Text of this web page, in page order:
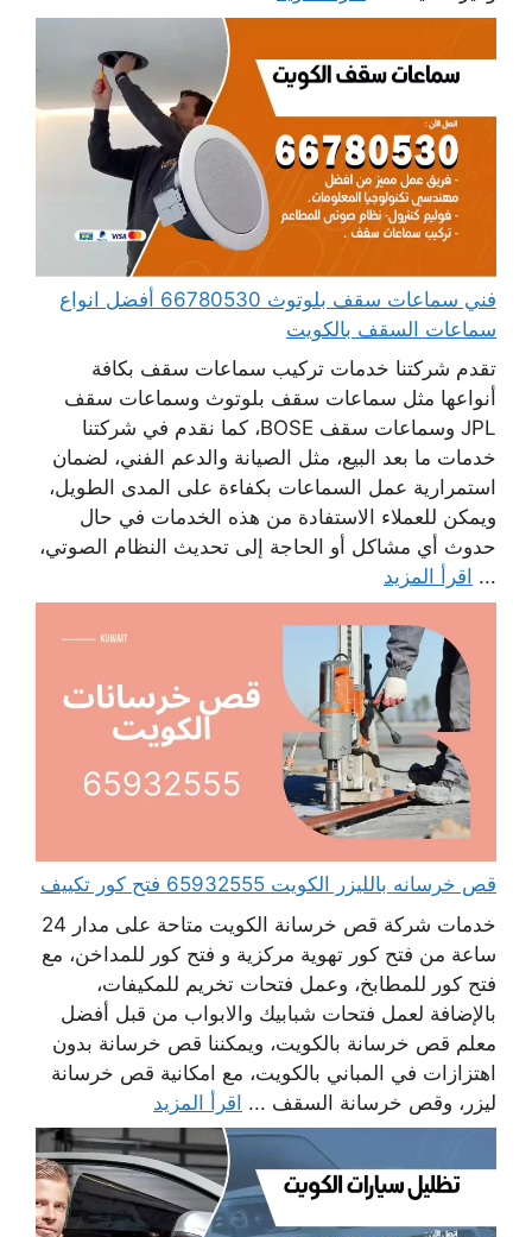
فني سماعات سقف بلوتوث 66780530 أفضل انواع
سماعات السقف بالكويت
تقدم شركتنا خدمات تركيب سماعات سقف بكافة
أنواعها مثل سماعات سقف بلوتوث وسماعات سقف
JPL وسماعات سقف BOSE، كما نقدم في شركتنا
خدمات ما بعد البيع، مثل الصيانة والدعم الفني، لضمان
استمرارية عمل السماعات بكفاءة على المدى الطويل،
ويمكن للعملاء الاستفادة من هذه الخدمات في حال
حدوث أي مشاكل أو الحاجة إلى تحديث النظام الصوتي،
... اقرأ المزيد
قص خرسانه بالليزر الكويت 65932555 فتح كور تكييف
خدمات شركة قص خرسانة الكويت متاحة على مدار 24
ساعة من فتح كور تهوية مركزية و فتح كور للمداخن، مع
فتح كور للمطابخ، وعمل فتحات تخريم للمكيفات،
بالإضافة لعمل فتحات شبابيك والابواب من قبل أفضل
معلم قص خرسانة بالكويت، ويمكننا قص خرسانة بدون
اهتزازات في المباني بالكويت، مع امكانية قص خرسانة
ليزر، وقص خرسانة السقف ... اقرأ المزيد